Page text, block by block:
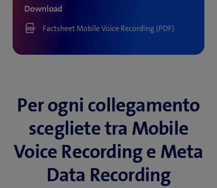
Download
Factsheet Mobile Voice Recording (PDF)
Per ogni collegamento
scegliete tra Mobile
Voice Recording e Meta
Data Recording